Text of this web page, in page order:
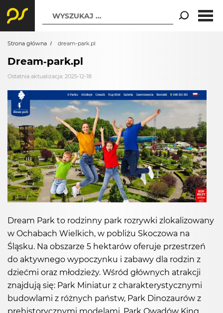
WYSZUKAJ ...
Strona główna dream-park.pl
Dream-park.pl
Ostatnia aktualizacja: 2025-12-18
Dream Park to rodzinny park rozrywki zlokalizowany
w Ochabach Wielkich, w pobliżu Skoczowa na
Śląsku. Na obszarze 5 hektarów oferuje przestrzeń
do aktywnego wypoczynku i zabawy dla rodzin z
dziećmi oraz młodzieży. Wśród głównych atrakcji
znajdują się: Park Miniatur z charakterystycznymi
budowlami z różnych państw, Park Dinozaurów z